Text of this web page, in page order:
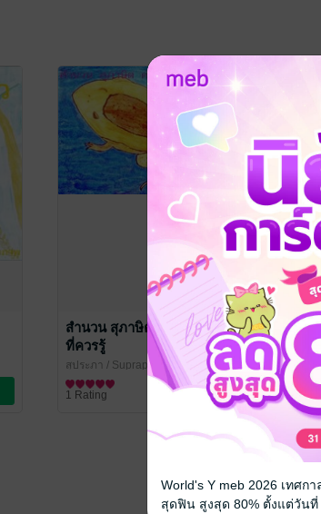
สำนวน สุภาษิต คำพังเพย
ที่ควรรู้
สุประภา / Suprapa
ความรู้ทั่วไป
1 Rating
World's Y meb 2026 เทศ
สุดฟิน สูงสุด 80% ตั้งแต่วันที่